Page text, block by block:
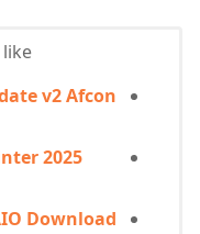
v2 Afcon
2025
Download